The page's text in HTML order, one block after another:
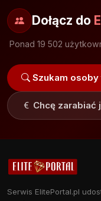
Dołącz do
Ponad 19 502
Szukam
Chcę zarabiać
Serwis ElitePortal.pl